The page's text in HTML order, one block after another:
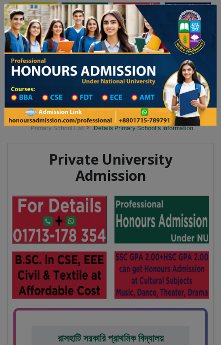
Toggle navigation অনার্স ভর্তি প্রফেশনাল অনার্স
Updates
২৬ শিক্ষাবর্ষের ১ম বর্ষের ভর্তি আবেদন বিজ্ঞপ্তি ঢাকা বিশ্ববিদ্যালয় ২০২৫-২৬ শিক্ষাবর্ষে
Division List
Primary School District Wise
Primary School in ডিমলা
Primary School List
Details Primary School's Information
Private University
Admission
রাসহাটি সরকারি প্রাথমিক বিদ্যালয়